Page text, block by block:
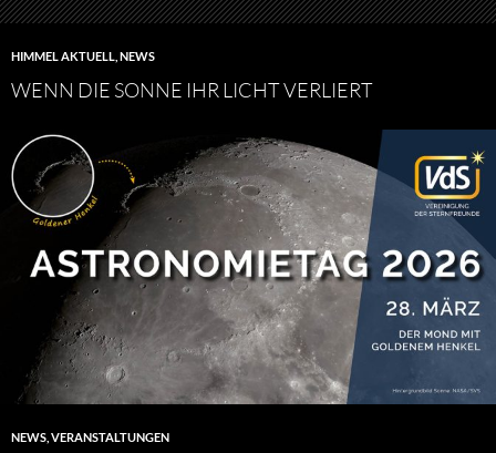
HIMMEL AKTUELL NEWS
WENN DIE SONNE IHR LICHT VERLIERT
NEWS VERANSTALTUNGEN